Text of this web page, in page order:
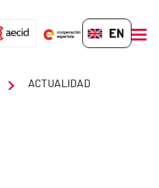
EN-GB
ACTUALIDAD